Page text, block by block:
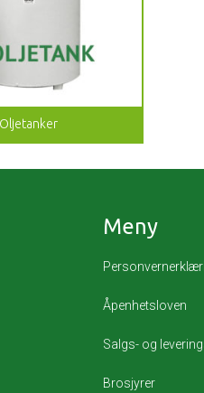
Oljetanker
Meny
Åpenhetsloven
Salgs- og
Brosjyrer